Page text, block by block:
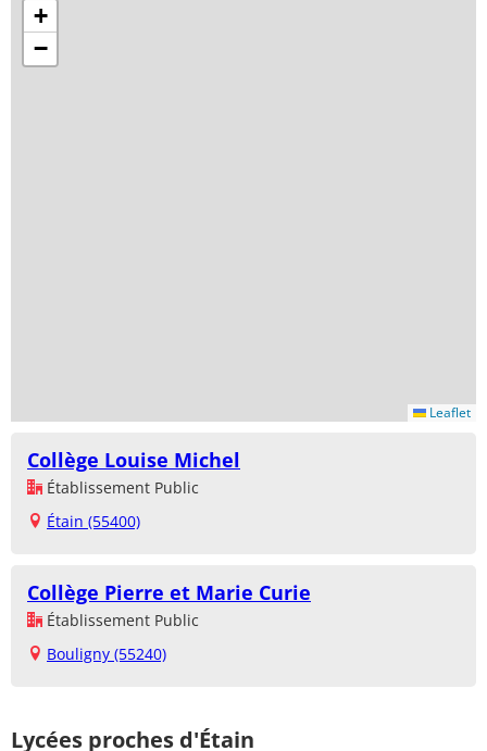
+
−
Leaflet
Collège Louise Michel
Établissement Public
Étain (55400)
Collège Pierre et Marie Curie
Établissement Public
Bouligny (55240)
Lycées proches d'Étain